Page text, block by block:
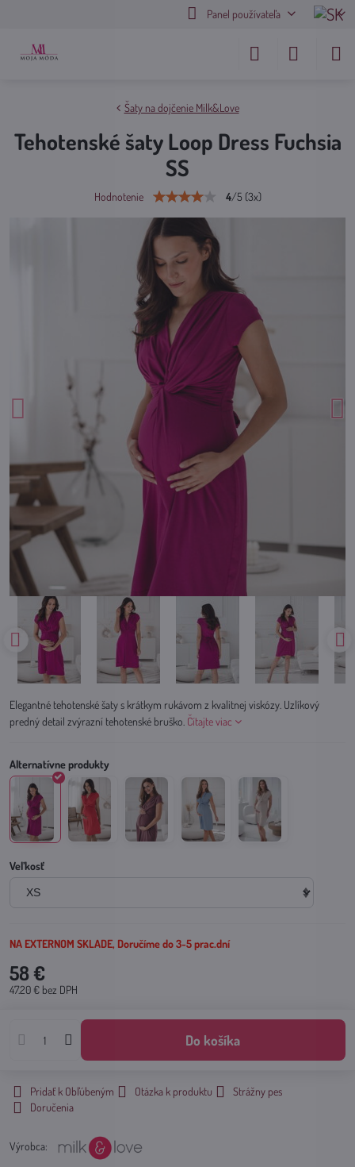
Panel používateľa
Šaty na dojčenie Milk&Love
Tehotenské šaty Loop Dress Fuchsia
SS
Hodnotenie 4/5 (3x)
Elegantné tehotenské šaty s krátkym rukávom z kvalitnej viskózy. Uzlíkový
predný detail zvýrazní tehotenské bruško. Čítajte viac
Veľkosť
NA EXTERNOM SKLADE, Doručíme do 3-5 prac.dní
58 €
47.20 € bez DPH
Do košíka
Pridať k Obľúbeným Otázka k produktu
Strážny pes
Doručenia
Výrobca: